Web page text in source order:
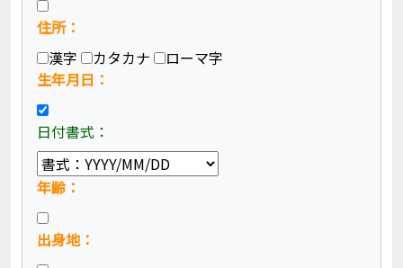
住所：
漢字
カタカナ
ローマ字
生年月日：
日付書式：
年齢：
出身地：